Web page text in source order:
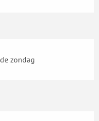
zondag